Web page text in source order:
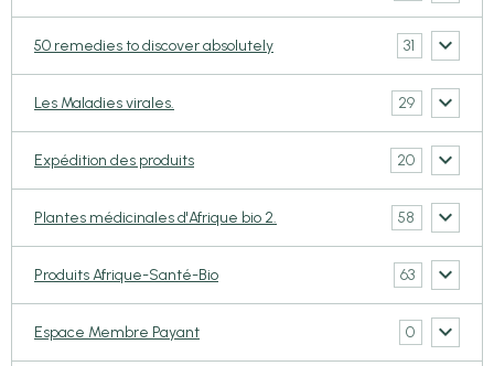
50 remedies to discover absolutely 31
Les Maladies virales. 29
Expédition des produits 20
Plantes médicinales d'Afrique bio 2. 58
Produits Afrique-Santé-Bio 63
Espace Membre Payant 0